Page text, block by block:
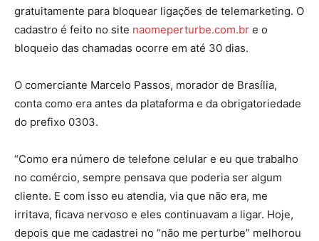
gratuitamente para bloquear ligações de telemarketing. O
cadastro é feito no site naomeperturbe.com.br e o
bloqueio das chamadas ocorre em até 30 dias.
O comerciante Marcelo Passos, morador de Brasília,
conta como era antes da plataforma e da obrigatoriedade
do prefixo 0303.
“Como era número de telefone celular e eu que trabalho
no comércio, sempre pensava que poderia ser algum
cliente. E com isso eu atendia, via que não era, me
irritava, ficava nervoso e eles continuavam a ligar. Hoje,
depois que me cadastrei no “não me perturbe” melhorou